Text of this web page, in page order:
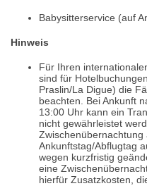
Babysitterservice (auf
Hinweis
Für Ihren
sind für
Praslin/La Digue) die
beachten. Bei Ankunft
13:00 Uhr kann ein
nicht gewährleistet
Ankunftstag/Abflugtag
wegen kurzfristig
eine
hierfür Zusatzkosten,